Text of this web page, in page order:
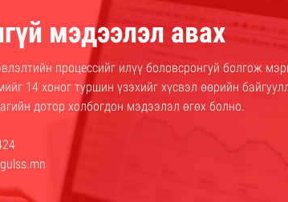
мэдээлэл авах
процессийг илүү боловсронгуй болгож
14 хоног туршин үзэхийг хүсвэл өөрийн
дотор холбогдон мэдээлэл өгөх болно.